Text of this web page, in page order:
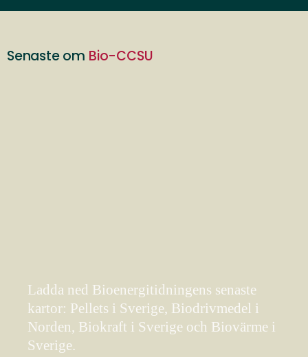
Senaste om Bio-CCSU
Ladda ned Bioenergitidningens senaste
kartor: Pellets i Sverige, Biodrivmedel i
Norden, Biokraft i Sverige och Biovärme i
Sverige.